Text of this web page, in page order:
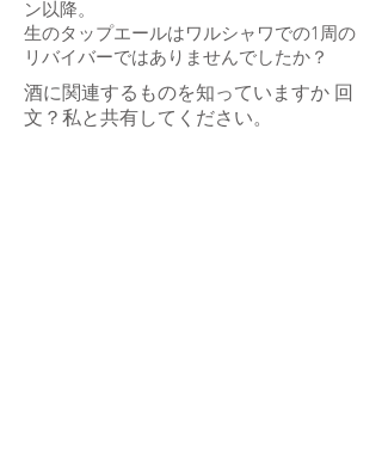
ン以降。
生のタップエールはワルシャワでの1周の
リバイバーではありませんでしたか？
酒に関連する ものを知っていますか 回
文？私と共有してください。